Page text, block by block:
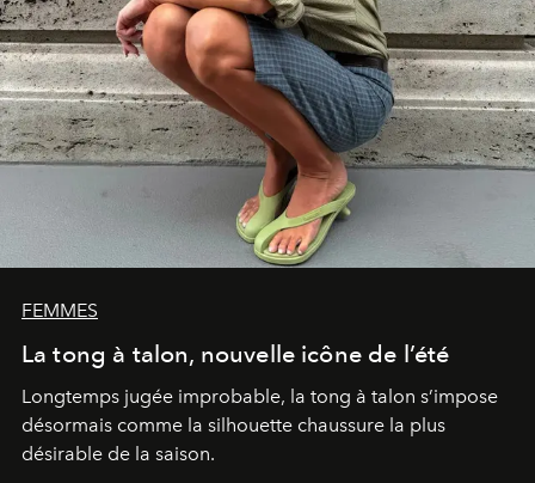
FEMMES
La tong à talon, nouvelle icône de l’été
Longtemps jugée improbable, la tong à talon s’impose
désormais comme la silhouette chaussure la plus
désirable de la saison.